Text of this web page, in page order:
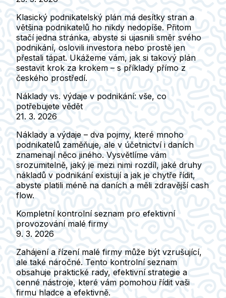
Klasický podnikatelský plán má desítky stran a
většina podnikatelů ho nikdy nedopíše. Přitom
stačí jedna stránka, abyste si ujasnili směr svého
podnikání, oslovili investora nebo prostě jen
přestali tápat. Ukážeme vám, jak si takový plán
sestavit krok za krokem – s příklady přímo z
českého prostředí.
Náklady vs. výdaje v podnikání: vše, co
potřebujete vědět
21. 3. 2026
Náklady a výdaje – dva pojmy, které mnoho
podnikatelů zaměňuje, ale v účetnictví i daních
znamenají něco jiného. Vysvětlíme vám
srozumitelně, jaký je mezi nimi rozdíl, jaké druhy
nákladů v podnikání existují a jak je chytře řídit,
abyste platili méně na daních a měli zdravější cash
flow.
Kompletní kontrolní seznam pro efektivní
provozování malé firmy
9. 3. 2026
Zahájení a řízení malé firmy může být vzrušující,
ale také náročné. Tento kontrolní seznam
obsahuje praktické rady, efektivní strategie a
cenné nástroje, které vám pomohou řídit vaši
firmu hladce a efektivně.